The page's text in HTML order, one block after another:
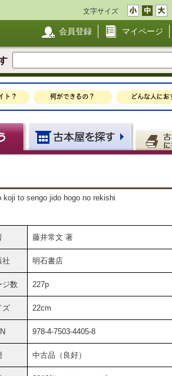
文字サイズ
会員登録 マイページ
to sengo jido hogo no rekishi
藤井常文 著
社 明石書店
ジ数 227p
ズ 22cm
978-4-7503-4405-8
中古品（良好）